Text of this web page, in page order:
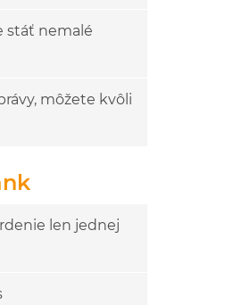
stáť nemalé
môžete kvôli
len jednej